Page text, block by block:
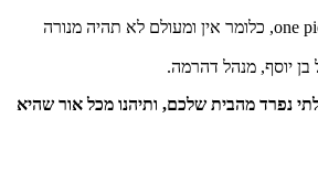
כל יצירה היא one piece, כלומר אין ומעולם לא תהיה מנורה
בן יוסף, מנהל דהרמה.
נפרד מהבית שלכם, ותיהנו מכל אור שהיא